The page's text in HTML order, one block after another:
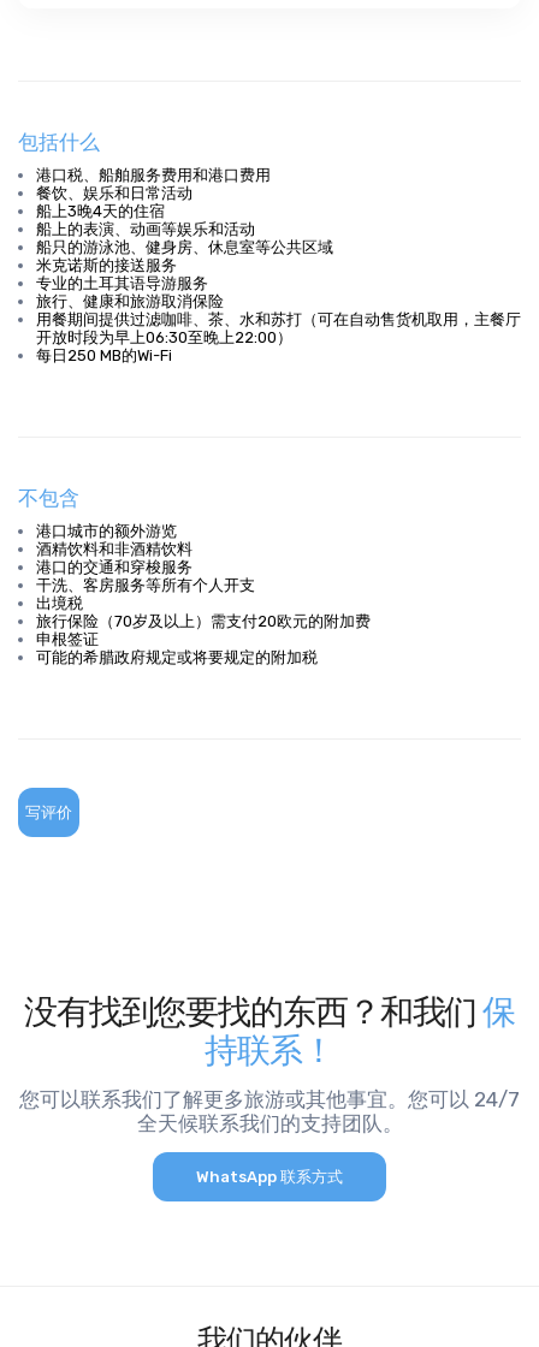
包括什么
港口税、船舶服务费用和港口费用
餐饮、娱乐和日常活动
船上3晚4天的住宿
船上的表演、动画等娱乐和活动
船只的游泳池、健身房、休息室等公共区域
米克诺斯的接送服务
专业的土耳其语导游服务
旅行、健康和旅游取消保险
用餐期间提供过滤咖啡、茶、水和苏打（可在自动售货机取用，主餐厅
开放时段为早上06:30至晚上22:00）
每日250 MB的Wi-Fi
不包含
港口城市的额外游览
酒精饮料和非酒精饮料
港口的交通和穿梭服务
干洗、客房服务等所有个人开支
出境税
旅行保险（70岁及以上）需支付20欧元的附加费
申根签证
可能的希腊政府规定或将要规定的附加税
写评价
没有找到您要找的东西？和我们保
持联系！
您可以联系我们了解更多旅游或其他事宜。您可以 24/7
全天候联系我们的支持团队。
WhatsApp 联系方式